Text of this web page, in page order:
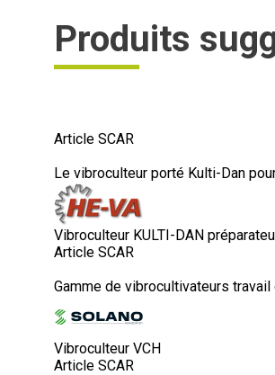
Produits
Article SCAR
Le vibroculteur porté Kulti-Dan
Vibroculteur KULTI-DAN
Article SCAR
Gamme de vibrocultivateurs
Vibroculteur VCH
Article SCAR